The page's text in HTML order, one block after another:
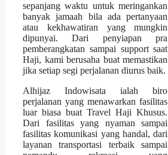
sepanjang waktu untuk meringankan
banyak jamaah bila ada pertanyaan
atau kekhawatiran yang mungkin
dipunyai. Dari penyiapan pra
pemberangkatan sampai support saat
Haji, kami berusaha buat memastikan
jika setiap segi perjalanan diurus baik.
Alhijaz Indowisata ialah biro
perjalanan yang menawarkan fasilitas
luar biasa buat Travel Haji Khusus.
Dari fasilitas yang nyaman sampai
fasilitas komunikasi yang handal, dari
layanan transportasi terbaik sampai